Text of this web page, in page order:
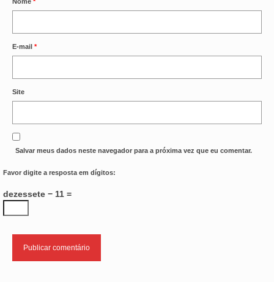
E-mail *
Site
Salvar meus dados neste navegador para a próxima vez que eu comentar.
Favor digite a resposta em dígitos:
dezessete − 11 =